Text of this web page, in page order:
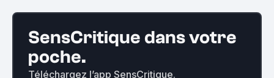
SensCritique dans votre
poche.
Téléchargez l’app SensCritique.